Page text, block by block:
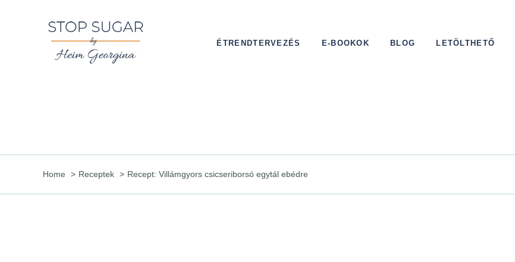
ÉTRENDTERVEZÉS E-BOOKOK BLOG LETÖLTHETŐ
Home Receptek Recept: Villámgyors csicseriborsó egytál ebédre